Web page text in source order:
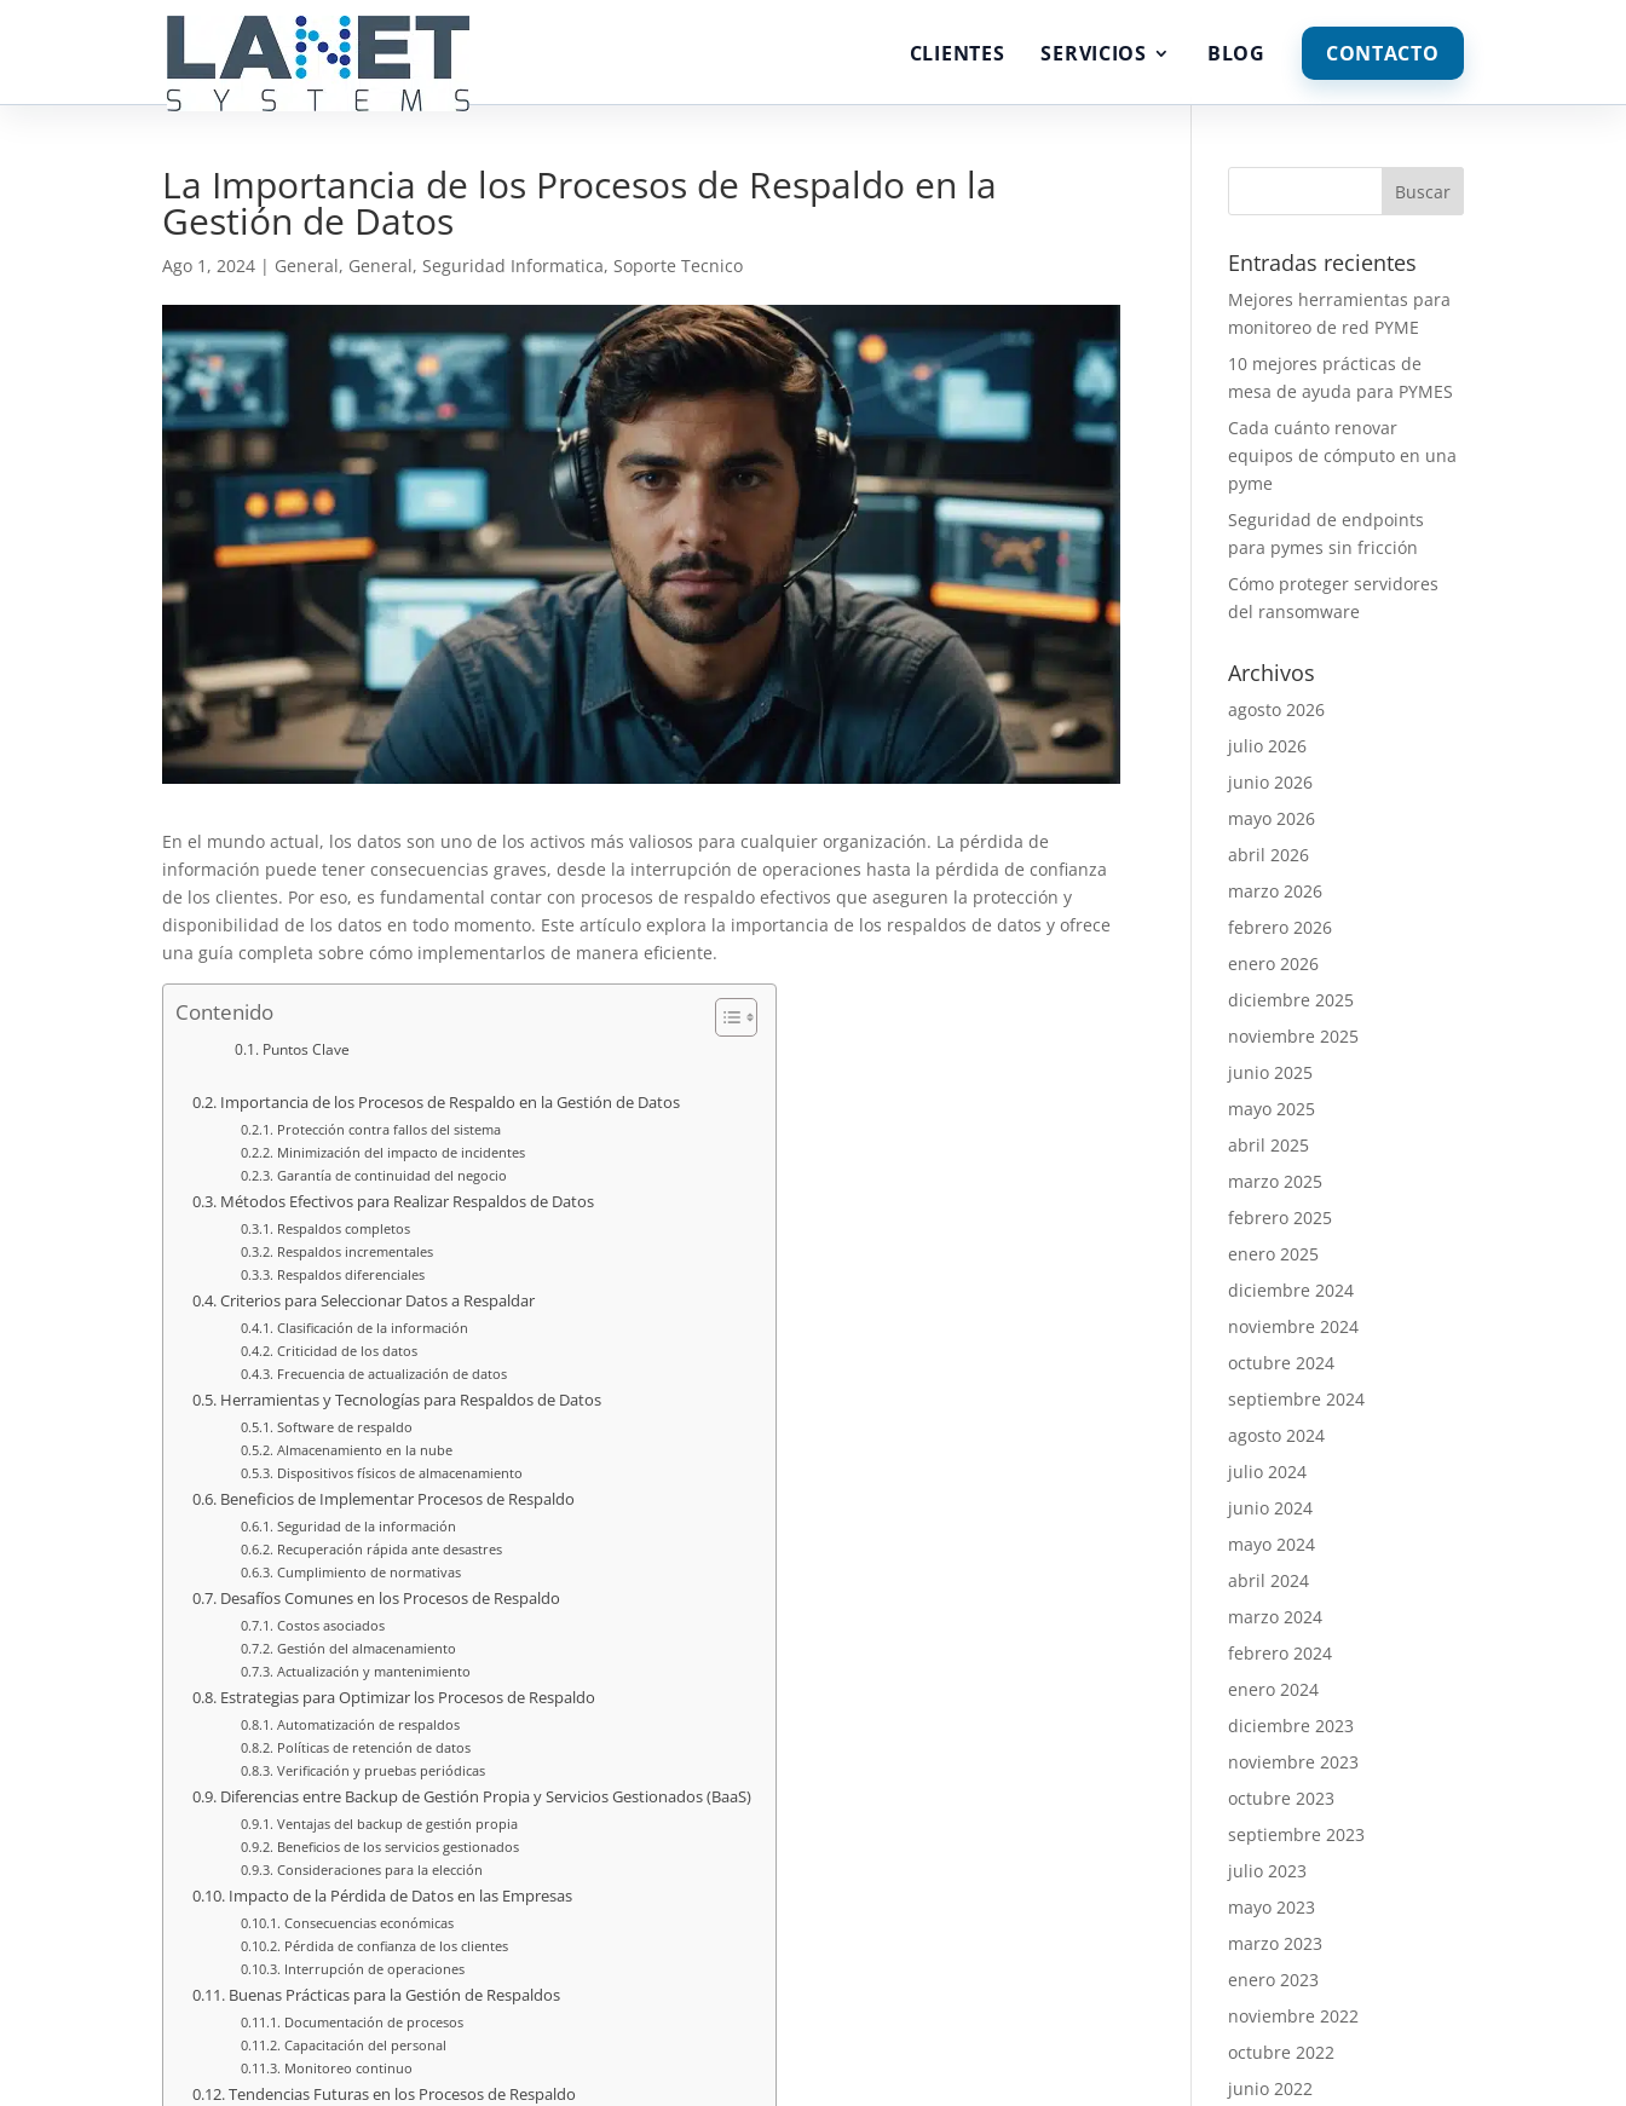
CLIENTES SERVICIOS BLOG CONTACTO
La Importancia de los Procesos de Respaldo en la
Gestión de Datos
Ago 1, 2024 | General, General,Seguridad Informatica,Soporte Tecnico
En el mundo actual, los datos son uno de los activos más valiosos para cualquier organización. La pérdida de
información puede tener consecuencias graves, desde la interrupción de operaciones hasta la pérdida de confianza
de los clientes. Por eso, es fundamental contar con procesos de respaldo efectivos que aseguren la protección y
disponibilidad de los datos en todo momento. Este artículo explora la importancia de los respaldos de datos y ofrece
una guía completa sobre cómo implementarlos de manera eficiente.
Contenido
Puntos Clave
Importancia de los Procesos de Respaldo en la Gestión de Datos
Protección contra fallos del sistema
Minimización del impacto de incidentes
Garantía de continuidad del negocio
Métodos Efectivos para Realizar Respaldos de Datos
Respaldos completos
Respaldos incrementales
Respaldos diferenciales
Criterios para Seleccionar Datos a Respaldar
Clasificación de la información
Criticidad de los datos
Frecuencia de actualización de datos
Herramientas y Tecnologías para Respaldos de Datos
Software de respaldo
Almacenamiento en la nube
Dispositivos físicos de almacenamiento
Beneficios de Implementar Procesos de Respaldo
Seguridad de la información
Recuperación rápida ante desastres
Cumplimiento de normativas
Desafíos Comunes en los Procesos de Respaldo
Costos asociados
Gestión del almacenamiento
Actualización y mantenimiento
Estrategias para Optimizar los Procesos de Respaldo
Automatización de respaldos
Políticas de retención de datos
Verificación y pruebas periódicas
Diferencias entre Backup de Gestión Propia y Servicios Gestionados (BaaS)
Ventajas del backup de gestión propia
Beneficios de los servicios gestionados
Consideraciones para la elección
Impacto de la Pérdida de Datos en las Empresas
Consecuencias económicas
Pérdida de confianza de los clientes
Interrupción de operaciones
Buenas Prácticas para la Gestión de Respaldos
Documentación de procesos
Capacitación del personal
Monitoreo continuo
Tendencias Futuras en los Procesos de Respaldo
Entradas recientes
Mejores herramientas para
monitoreo de red PYME
10 mejores prácticas de
mesa de ayuda para PYMES
Cada cuánto renovar
equipos de cómputo en una
pyme
Seguridad de endpoints
para pymes sin fricción
Cómo proteger servidores
del ransomware
Archivos
agosto 2026
julio 2026
junio 2026
mayo 2026
abril 2026
marzo 2026
febrero 2026
enero 2026
diciembre 2025
noviembre 2025
junio 2025
mayo 2025
abril 2025
marzo 2025
febrero 2025
enero 2025
diciembre 2024
noviembre 2024
octubre 2024
septiembre 2024
agosto 2024
julio 2024
junio 2024
mayo 2024
abril 2024
marzo 2024
febrero 2024
enero 2024
diciembre 2023
noviembre 2023
octubre 2023
septiembre 2023
julio 2023
mayo 2023
marzo 2023
enero 2023
noviembre 2022
octubre 2022
junio 2022